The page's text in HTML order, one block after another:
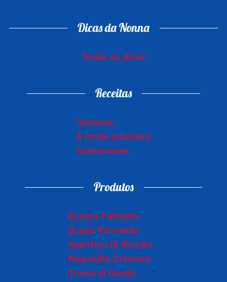
Dicas da Nonna
Todas as dicas
Receitas
Italianas
À moda brasileira
Sobremesas
Produtos
Queijos Fatiados
Queijo Parmesão
Aperitivo Di Ricotta
Requeijão Cremoso
Crema di Queijo